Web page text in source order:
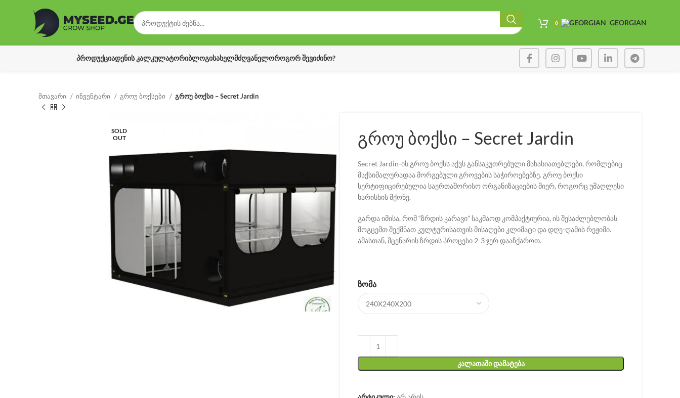
0 GEORGIAN
ᲞᲠᲝᲓᲣᲥᲪᲘᲐᲓᲔᲜᲘᲡ ᲙᲐᲚᲙᲣᲚᲐᲢᲝᲠᲘᲑᲚᲝᲒᲘᲡᲐᲮᲔᲚᲛᲫᲦᲕᲐᲜᲔᲚᲝᲠᲝᲒᲝᲠ ᲨᲔᲕᲘᲫᲘᲜᲝ?
მთავარი ინვენტარი გროუ ბოქსები გროუ ბოქსი – Secret Jardin
SOLD
OUT
გროუ ბოქსი – Secret Jardin
Secret Jardin-ის გროუ ბოქსს აქვს განსაკუთრებული მახასიათებლები, რომლებიც
მაქსიმალურადაა მორგებული გროვების საჭიროებებზე. გროუ ბოქსი
სერტიფიცირებულია საერთაშორისო ორგანიზაციების მიერ, როგორც უმაღლესი
ხარისხის მქონე.
გარდა იმისა, რომ “ზრდის კარავი” საკმაოდ კომპაქტიურია, ის შესაძლებლობას
მოგცემთ შექმნათ კულტურისათვის მისაღები კლიმატი და დღე-ღამის რეჟიმი.
ამასთან, მცენარის ზრდის პროცესი 2-3 ჯერ დააჩქაროთ.
ᲖᲝᲛᲐ
ᲙᲐᲚᲐᲗᲐᲨᲘ ᲓᲐᲛᲐᲢᲔᲑᲐ